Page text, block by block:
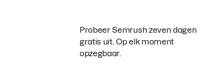
Probeer Semrush zeven dagen
gratis uit. Op elk moment
opzegbaar.